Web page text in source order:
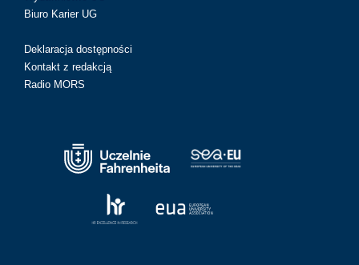
Biuro Karier UG
Deklaracja dostępności
Kontakt z redakcją
Radio MORS